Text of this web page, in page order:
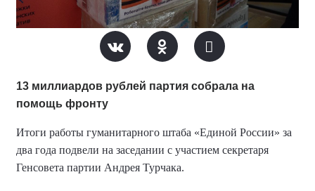
13 миллиардов рублей партия собрала на
помощь фронту
Итоги работы гуманитарного штаба «Единой России» за
два года подвели на заседании с участием секретаря
Генсовета партии Андрея Турчака.